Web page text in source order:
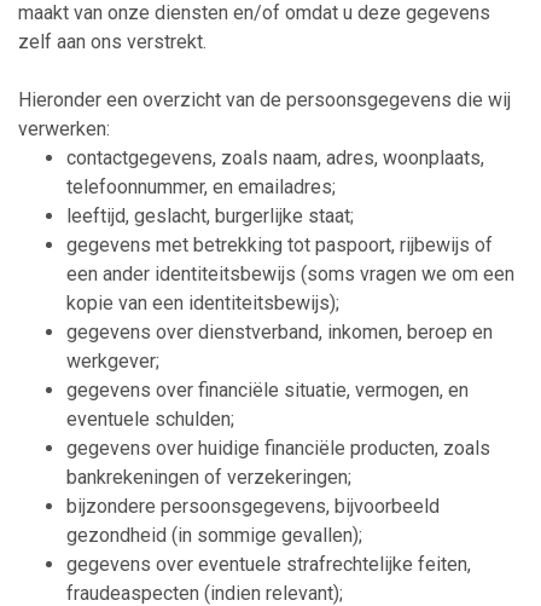
maakt van onze diensten en/of omdat u deze gegevens
zelf aan ons verstrekt.
Hieronder een overzicht van de persoonsgegevens die wij
verwerken:
contactgegevens, zoals naam, adres, woonplaats,
telefoonnummer, en emailadres;
leeftijd, geslacht, burgerlijke staat;
gegevens met betrekking tot paspoort, rijbewijs of
een ander identiteitsbewijs (soms vragen we om een
kopie van een identiteitsbewijs);
gegevens over dienstverband, inkomen, beroep en
werkgever;
gegevens over financiële situatie, vermogen, en
eventuele schulden;
gegevens over huidige financiële producten, zoals
bankrekeningen of verzekeringen;
bijzondere persoonsgegevens, bijvoorbeeld
gezondheid (in sommige gevallen);
gegevens over eventuele strafrechtelijke feiten,
fraudeaspecten (indien relevant);